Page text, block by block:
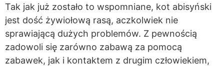
Tak jak już zostało to wspomniane, kot abisyński
jest dość żywiołową rasą, aczkolwiek nie
sprawiającą dużych problemów. Z pewnością
zadowoli się zarówno zabawą za pomocą
zabawek, jak i kontaktem z drugim człowiekiem,